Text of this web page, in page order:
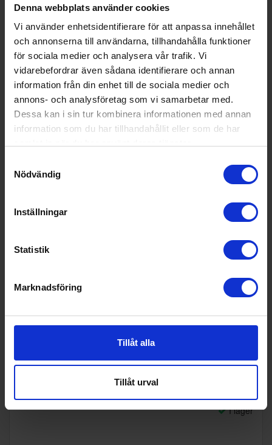
Denna webbplats använder cookies
Vi använder enhetsidentifierare för att anpassa innehållet
och annonserna till användarna, tillhandahålla funktioner
för sociala medier och analysera vår trafik. Vi
vidarebefordrar även sådana identifierare och annan
information från din enhet till de sociala medier och
annons- och analysföretag som vi samarbetar med.
Dessa kan i sin tur kombinera informationen med annan
information som du har tillhandahållit eller som de har
Nödvändig
Inställningar
Statistik
Marknadsföring
Tillåt alla
Tillåt urval
Populära produkter i denna kategori
FoodecoboxStartpaket Vakuum
698:-
I lager